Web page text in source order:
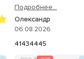
повномірні. Лише
одразу замінити на
пружні/меморі.
Подробнее...
Олександр
06.08.2026
41434445